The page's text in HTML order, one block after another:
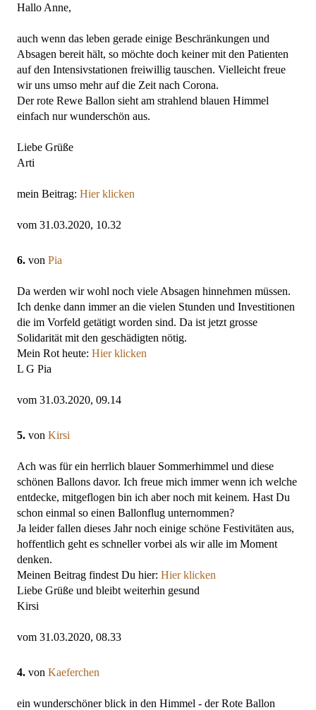
Hallo Anne,
auch wenn das leben gerade einige Beschränkungen und
Absagen bereit hält, so möchte doch keiner mit den Patienten
auf den Intensivstationen freiwillig tauschen. Vielleicht freue
wir uns umso mehr auf die Zeit nach Corona.
Der rote Rewe Ballon sieht am strahlend blauen Himmel
einfach nur wunderschön aus.
Liebe Grüße
Arti
mein Beitrag: Hier klicken
vom 31.03.2020, 10.32
6. von Pia
Da werden wir wohl noch viele Absagen hinnehmen müssen.
Ich denke dann immer an die vielen Stunden und Investitionen
die im Vorfeld getätigt worden sind. Da ist jetzt grosse
Solidarität mit den geschädigten nötig.
Mein Rot heute: Hier klicken
L G Pia
vom 31.03.2020, 09.14
5. von Kirsi
Ach was für ein herrlich blauer Sommerhimmel und diese
schönen Ballons davor. Ich freue mich immer wenn ich welche
entdecke, mitgeflogen bin ich aber noch mit keinem. Hast Du
schon einmal so einen Ballonflug unternommen?
Ja leider fallen dieses Jahr noch einige schöne Festivitäten aus,
hoffentlich geht es schneller vorbei als wir alle im Moment
denken.
Meinen Beitrag findest Du hier: Hier klicken
Liebe Grüße und bleibt weiterhin gesund
Kirsi
vom 31.03.2020, 08.33
4. von Kaeferchen
ein wunderschöner blick in den Himmel - der Rote Ballon